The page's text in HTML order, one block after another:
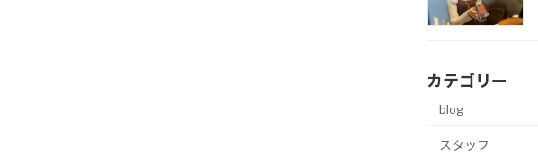
カテゴリー
blog
スタッフ